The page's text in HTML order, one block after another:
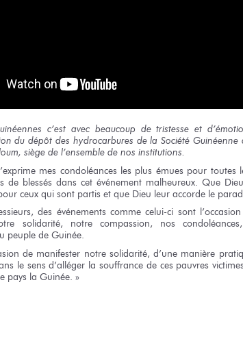
c’est avec beaucoup de tristesse et
du dépôt des hydrocarbures de la Société Guinéenne
siège de l’ensemble de nos institutions.
mes condoléances les plus émues pour toutes
de blessés dans cet événement malheureux. Que
ceux qui sont partis et que Dieu leur accorde le
des événements comme celui-ci sont
solidarité, notre compassion, nos condoléances,
peuple de Guinée.
de manifester notre solidarité, d’une manière
le sens d’alléger la souffrance de ces pauvres
pays la Guinée. »